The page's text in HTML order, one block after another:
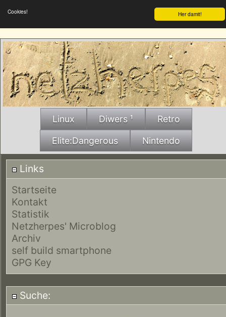
Her damit!
Cookies!
Linux Diwers ¹ Retro
Elite:Dangerous Nintendo
Links
Startseite
Kontakt
Statistik
Netzherpes' Microblog
Archiv
self build smartphone
GPG Key
Suche: